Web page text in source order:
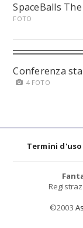
SpaceBalls
FOTO
Conferenza
4 FOTO
Termini d'uso
©2003